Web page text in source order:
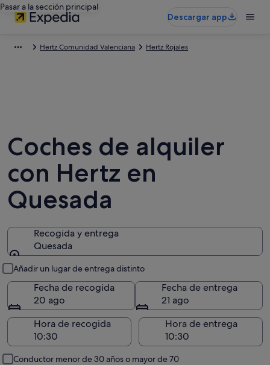
Pasar a la sección principal
Descargar app
Hertz Comunidad Valenciana Hertz Rojales
Coches de alquiler
con Hertz en
Quesada
Recogida y entrega
Quesada
Añadir un lugar de entrega distinto
Fecha de recogida
20 ago
Fecha de entrega
21 ago
Hora de recogida
Hora de entrega
Conductor menor de 30 años o mayor de 70